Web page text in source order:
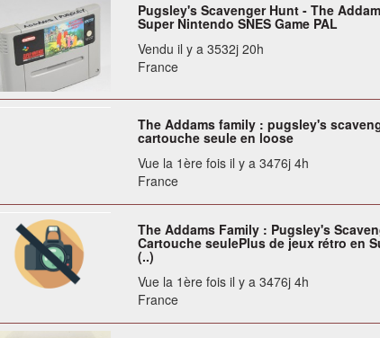
Pugsley's Scavenger Hunt - The
Super Nintendo SNES Game PAL
Vendu il y a 3532j 20h
France
The Addams family : pugsley's
cartouche seule en loose
Vue la 1ère fois il y a 3476j 4h
France
The Addams Family : Pugsley's
Cartouche seulePlus de jeux rétro en
(..)
Vue la 1ère fois il y a 3476j 4h
France